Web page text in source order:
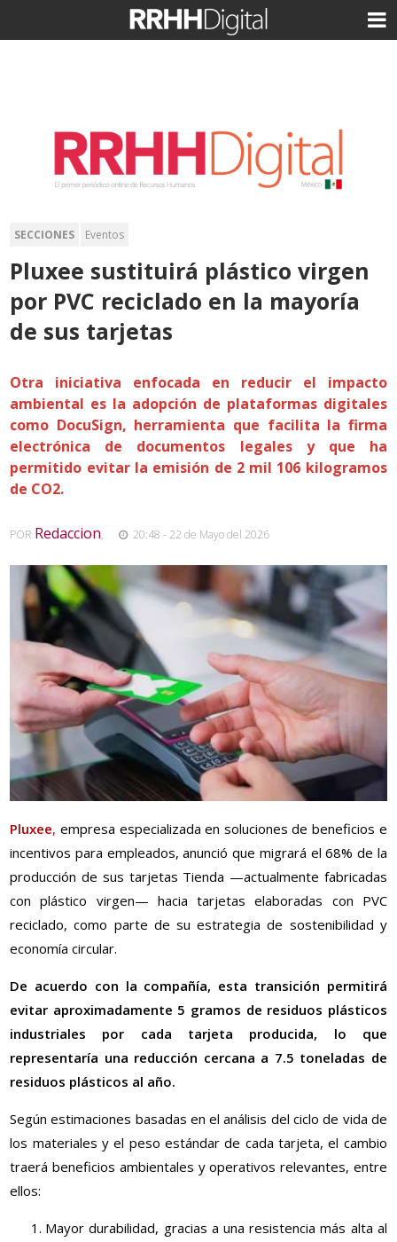
SECCIONES Eventos
Pluxee sustituirá plástico virgen
por PVC reciclado en la mayoría
de sus tarjetas
Otra iniciativa enfocada en reducir el impacto
ambiental es la adopción de plataformas digitales
como DocuSign, herramienta que facilita la firma
electrónica de documentos legales y que ha
permitido evitar la emisión de 2 mil 106 kilogramos
de CO2.
POR Redaccion, 20:48 - 22 de Mayo del 2026
Pluxee, empresa especializada en soluciones de beneficios e
incentivos para empleados, anunció que migrará el 68% de la
producción de sus tarjetas Tienda —actualmente fabricadas
con plástico virgen— hacia tarjetas elaboradas con PVC
reciclado, como parte de su estrategia de sostenibilidad y
economía circular.
De acuerdo con la compañía, esta transición permitirá
evitar aproximadamente 5 gramos de residuos plásticos
industriales por cada tarjeta producida, lo que
representaría una reducción cercana a 7.5 toneladas de
residuos plásticos al año.
Según estimaciones basadas en el análisis del ciclo de vida de
los materiales y el peso estándar de cada tarjeta, el cambio
traerá beneficios ambientales y operativos relevantes, entre
ellos:
Mayor durabilidad, gracias a una resistencia más alta al